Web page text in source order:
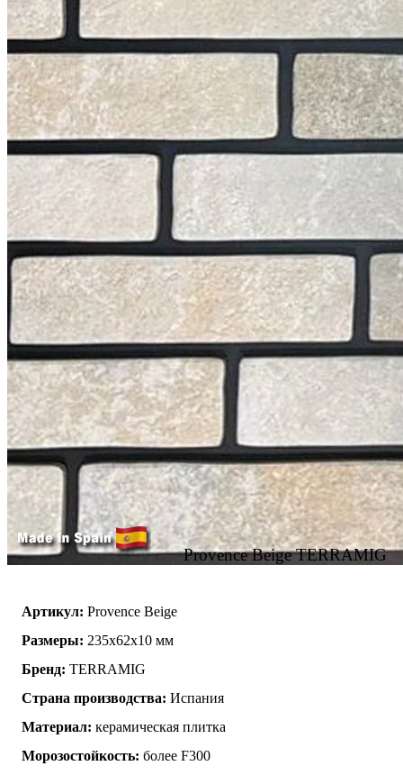
Provence Beige TERRAMIG
Артикул: Provence Beige
Размеры: 235x62x10 мм
Бренд: TERRAMIG
Страна производства: Испания
Материал: керамическая плитка
Морозостойкость: более F300